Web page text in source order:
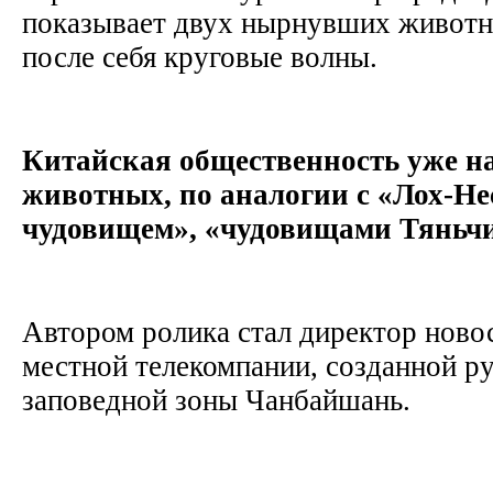
показывает двух нырнувших
после себя круговые волны.
Китайская общественность уже
животных, по аналогии с «Лох-
чудовищем», «чудовищами
Автором ролика стал директор
местной телекомпании, созданной
заповедной зоны Чанбайшань.